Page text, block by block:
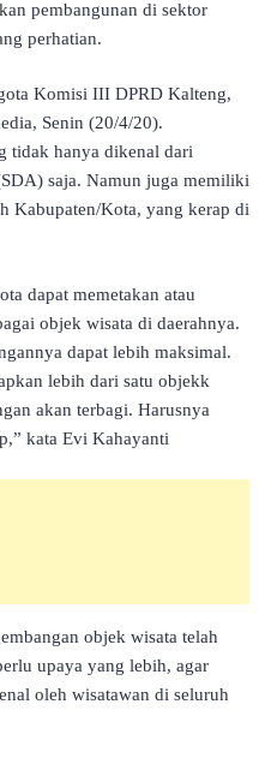
pembangunan di sektor
perhatian.
Komisi III DPRD Kalteng,
Senin (20/4/20).
tidak hanya dikenal dari
saja. Namun juga memiliki
Kabupaten/Kota, yang kerap di
dapat memetakan atau
objek wisata di daerahnya.
dapat lebih maksimal.
lebih dari satu objekk
akan terbagi. Harusnya
kata Evi Kahayanti
objek wisata telah
upaya yang lebih, agar
oleh wisatawan di seluruh